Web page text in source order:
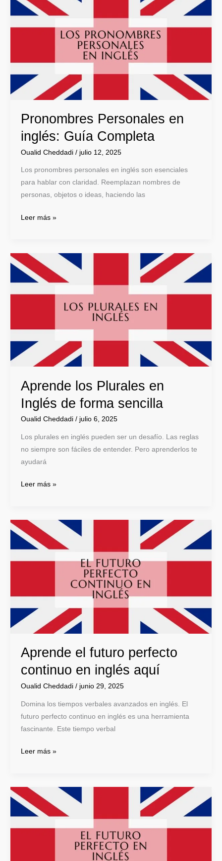
Pronombres Personales en
inglés: Guía Completa
Oualid Cheddadi / julio 12, 2025
Los pronombres personales en inglés son esenciales
para hablar con claridad. Reemplazan nombres de
personas, objetos o ideas, haciendo las
Personales
en
inglés:
Leer más »
Aprende los Plurales en
Inglés de forma sencilla
Oualid Cheddadi / julio 6, 2025
Los plurales en inglés pueden ser un desafío. Las reglas
no siempre son fáciles de entender. Pero aprenderlos te
ayudará
Aprende
los
Plurales
en
sencilla
Leer más »
Aprende el futuro perfecto
continuo en inglés aquí
Oualid Cheddadi / junio 29, 2025
Domina los tiempos verbales avanzados en inglés. El
futuro perfecto continuo en inglés es una herramienta
fascinante. Este tiempo verbal
Aprende
el
futuro
perfecto
aquí
Leer más »
Futuro
perfecto
en
inglés: